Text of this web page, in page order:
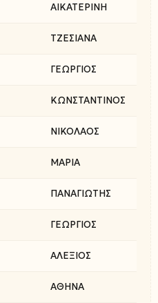
ΑΙΚΑΤΕΡΙΝΗ
ΤΖΕΣΙΑΝΑ
ΓΕΩΡΓΙΟΣ
ΚΩΝΣΤΑΝΤΙΝΟΣ
ΝΙΚΟΛΑΟΣ
ΜΑΡΙΑ
ΠΑΝΑΓΙΩΤΗΣ
ΓΕΩΡΓΙΟΣ
ΑΛΕΞΙΟΣ
ΑΘΗΝΑ